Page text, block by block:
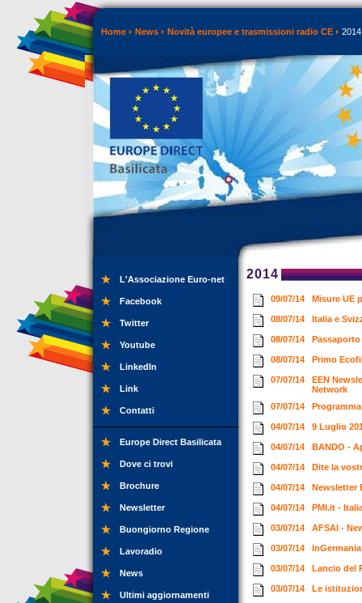
Home News Novità europee e trasmissioni radio CE 2014
L'Associazione Euro-net
Facebook
Twitter
Youtube
LinkedIn
Link
Contatti
Europe Direct Basilicata
Dove ci trovi
Brochure
Newsletter
Buongiorno Regione
Lavoradio
News
Ultimi aggiornamenti
2014
09/07/14 Misure UE
08/07/14 Italia e
08/07/14
08/07/14 Primo
07/07/14
EEN
Network
07/07/14
04/07/14 9 Luglio
04/07/14 BANDO -
04/07/14 Dite la
04/07/14 Newsletter
04/07/14 PMI.it -
03/07/14 AFSAI -
03/07/14
03/07/14 Lancio del
03/07/14 Le